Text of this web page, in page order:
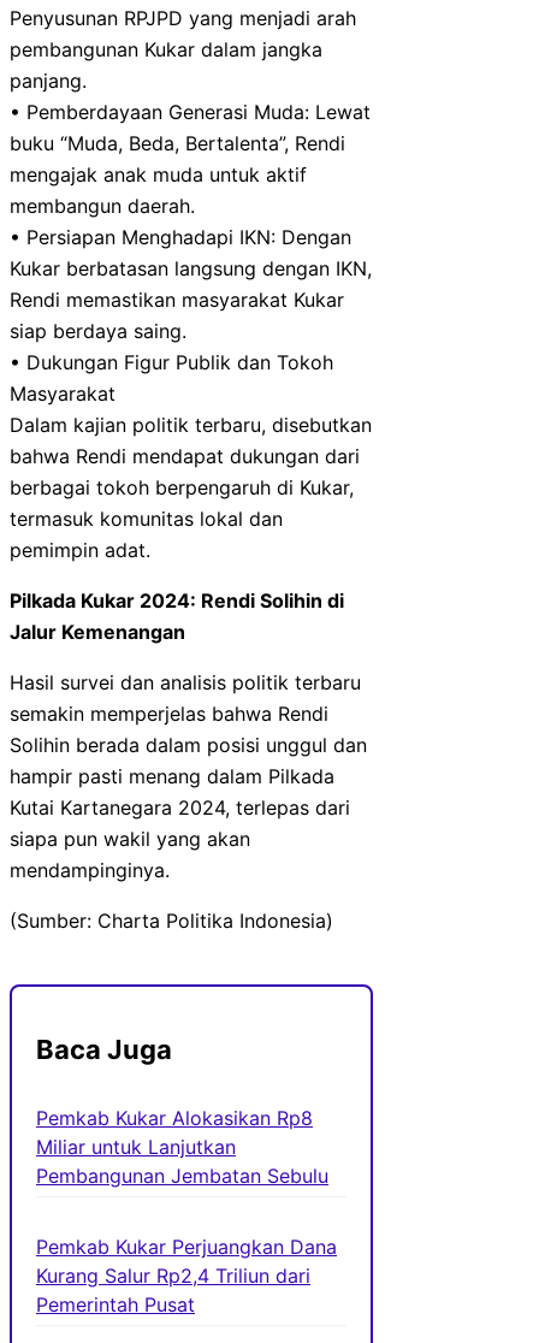
Penyusunan RPJPD yang menjadi arah
pembangunan Kukar dalam jangka
panjang.
• Pemberdayaan Generasi Muda: Lewat
buku “Muda, Beda, Bertalenta”, Rendi
mengajak anak muda untuk aktif
membangun daerah.
• Persiapan Menghadapi IKN: Dengan
Kukar berbatasan langsung dengan IKN,
Rendi memastikan masyarakat Kukar
siap berdaya saing.
• Dukungan Figur Publik dan Tokoh
Masyarakat
Dalam kajian politik terbaru, disebutkan
bahwa Rendi mendapat dukungan dari
berbagai tokoh berpengaruh di Kukar,
termasuk komunitas lokal dan
pemimpin adat.
Pilkada Kukar 2024: Rendi Solihin di
Jalur Kemenangan
Hasil survei dan analisis politik terbaru
semakin memperjelas bahwa Rendi
Solihin berada dalam posisi unggul dan
hampir pasti menang dalam Pilkada
Kutai Kartanegara 2024, terlepas dari
siapa pun wakil yang akan
mendampinginya.
(Sumber: Charta Politika Indonesia)
Baca Juga
Pemkab Kukar Alokasikan Rp8
Miliar untuk Lanjutkan
Pembangunan Jembatan Sebulu
Pemkab Kukar Perjuangkan Dana
Kurang Salur Rp2,4 Triliun dari
Pemerintah Pusat